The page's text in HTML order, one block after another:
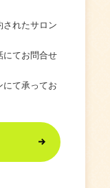
されたサロン
にてお問合せ
にて承ってお